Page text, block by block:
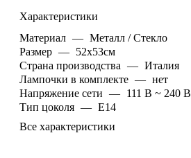
Характеристики
Материал — Металл / Стекло
Размер — 52х53см
Страна производства — Италия
Лампочки в комплекте — нет
Напряжение сети — 111 В ~ 240 В
Тип цоколя — E14
Все характеристики